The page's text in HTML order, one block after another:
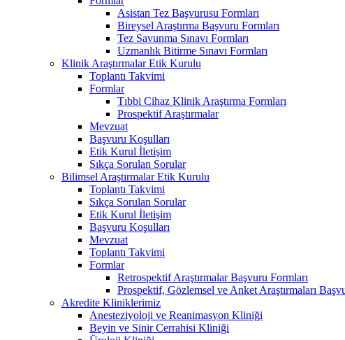
Asistan Tez Başvurusu Formları
Bireysel Araştırma Başvuru Formları
Tez Savunma Sınavı Formları
Uzmanlık Bitirme Sınavı Formları
Klinik Araştırmalar Etik Kurulu
Toplantı Takvimi
Formlar
Tıbbi Cihaz Klinik Araştırma Formları
Prospektif Araştırmalar
Mevzuat
Başvuru Koşulları
Etik Kurul İletişim
Sıkça Sorulan Sorular
Bilimsel Araştırmalar Etik Kurulu
Toplantı Takvimi
Sıkça Sorulan Sorular
Etik Kurul İletişim
Başvuru Koşulları
Mevzuat
Toplantı Takvimi
Formlar
Retrospektif Araştırmalar Başvuru Formları
Prospektif, Gözlemsel ve Anket Araştırmaları
Akredite Kliniklerimiz
Anesteziyoloji ve Reanimasyon Kliniği
Beyin ve Sinir Cerrahisi Kliniği